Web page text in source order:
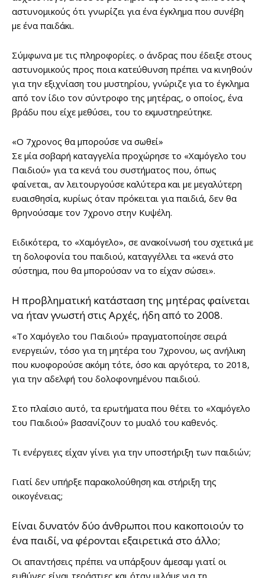
αστυνομικούς ότι γνωρίζει για ένα έγκλημα που συνέβη
με ένα παιδάκι.
Σύμφωνα με τις πληροφορίες. o άνδρας που έδειξε στους
αστυνομικούς προς ποια κατεύθυνση πρέπει να κινηθούν
για την εξιχνίαση του μυστηρίου, γνώριζε για το έγκλημα
από τον ίδιο τον σύντροφο της μητέρας, ο οποίος, ένα
βράδυ που είχε μεθύσει, του το εκμυστηρεύτηκε.
«Ο 7χρονος θα μπορούσε να σωθεί»
Σε μία σοβαρή καταγγελία προχώρησε το «Χαμόγελο του
Παιδιού» για τα κενά του συστήματος που, όπως
φαίνεται, αν λειτουργούσε καλύτερα και με μεγαλύτερη
ευαισθησία, κυρίως όταν πρόκειται για παιδιά, δεν θα
θρηνούσαμε τον 7χρονο στην Κυψέλη.
Ειδικότερα, το «Χαμόγελο», σε ανακοίνωσή του σχετικά με
τη δολοφονία του παιδιού, καταγγέλλει τα «κενά στο
σύστημα, που θα μπορούσαν να το είχαν σώσει».
Η προβληματική κατάσταση της μητέρας φαίνεται
να ήταν γνωστή στις Αρχές, ήδη από το 2008.
«Το Χαμόγελο του Παιδιού» πραγματοποίησε σειρά
ενεργειών, τόσο για τη μητέρα του 7χρονου, ως ανήλικη
που κυοφορούσε ακόμη τότε, όσο και αργότερα, το 2018,
για την αδελφή του δολοφονημένου παιδιού.
Στο πλαίσιο αυτό, τα ερωτήματα που θέτει το «Χαμόγελο
του Παιδιού» βασανίζουν το μυαλό του καθενός.
Τι ενέργειες είχαν γίνει για την υποστήριξη των παιδιών;
Γιατί δεν υπήρξε παρακολούθηση και στήριξη της
οικογένειας;
Είναι δυνατόν δύο άνθρωποι που κακοποιούν το
ένα παιδί, να φέρονται εξαιρετικά στο άλλο;
Οι απαντήσεις πρέπει να υπάρξουν άμεσαμ γιατί οι